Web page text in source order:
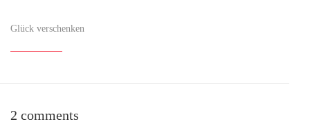
Glück verschenken
2 comments